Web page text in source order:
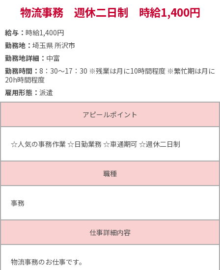
物流事務 週休二日制 時給1,400円
給与： 時給1,400円
勤務地： 埼玉県 所沢市
勤務地詳細： 中富
勤務時間： 8：30～17：30 ※残業は月に10時間程度 ※繁忙期は月に
20h時間程度
雇用形態： 派遣
アピールポイント
☆人気の事務作業 ☆日勤業務 ☆車通期可 ☆週休二日制
職種
事務
仕事詳細内容
物流事務のお仕事です。